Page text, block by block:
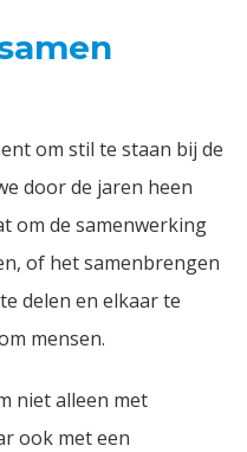
om stil te staan bij de
door de jaren heen
om de samenwerking
of het samenbrengen
delen en elkaar te
mensen.
niet alleen met
ook met een